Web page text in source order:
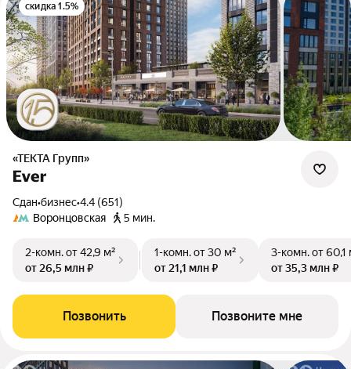
скидка 1.5%
«ТЕКТА Групп»
Ever
Сдан•бизнес•4.4 (651)
Воронцовская
5 мин.
2-комн.от 42,9 м²
от 26,5 млн ₽
1-комн.от 30 м²
от 21,1 млн ₽
3-комн.от 60,1
от 35,3 млн ₽
Позвонить Позвоните мне